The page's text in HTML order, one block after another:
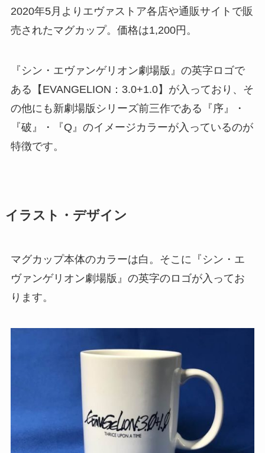
2020年5月よりエヴァストア各店や通販サイトで販
売されたマグカップ。価格は1,200円。
『シン・エヴァンゲリオン劇場版』の英字ロゴで
ある【EVANGELION：3.0+1.0】が入っており、そ
の他にも新劇場版シリーズ前三作である『序』・
『破』・『Q』のイメージカラーが入っているのが
特徴です。
イラスト・デザイン
マグカップ本体のカラーは白。そこに『シン・エ
ヴァンゲリオン劇場版』の英字のロゴが入ってお
ります。